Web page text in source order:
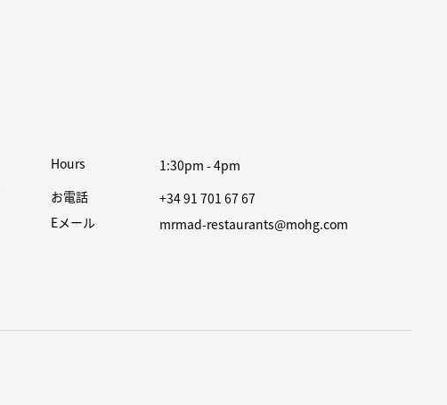
Hours
1:30pm - 4pm
お電話
+34 91 701 67 67
Eメール
mrmad-restaurants@mohg.com